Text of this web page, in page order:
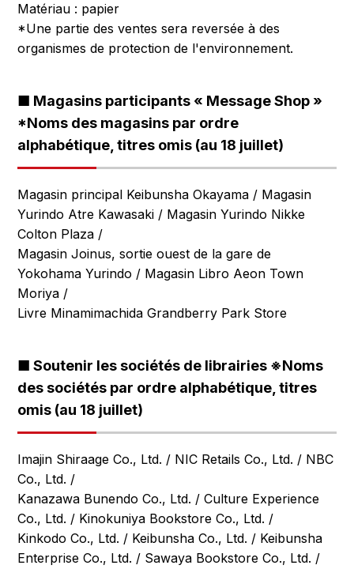
Matériau : papier
*Une partie des ventes sera reversée à des
organismes de protection de l'environnement.
■ Magasins participants « Message Shop »
*Noms des magasins par ordre
alphabétique, titres omis (au 18 juillet)
Magasin principal Keibunsha Okayama / Magasin
Yurindo Atre Kawasaki / Magasin Yurindo Nikke
Colton Plaza /
Magasin Joinus, sortie ouest de la gare de
Yokohama Yurindo / Magasin Libro Aeon Town
Moriya /
Livre Minamimachida Grandberry Park Store
■ Soutenir les sociétés de librairies ※Noms
des sociétés par ordre alphabétique, titres
omis (au 18 juillet)
Imajin Shiraage Co., Ltd. / NIC Retails Co., Ltd. / NBC
Co., Ltd. /
Kanazawa Bunendo Co., Ltd. / Culture Experience
Co., Ltd. / Kinokuniya Bookstore Co., Ltd. /
Kinkodo Co., Ltd. / Keibunsha Co., Ltd. / Keibunsha
Enterprise Co., Ltd. / Sawaya Bookstore Co., Ltd. /